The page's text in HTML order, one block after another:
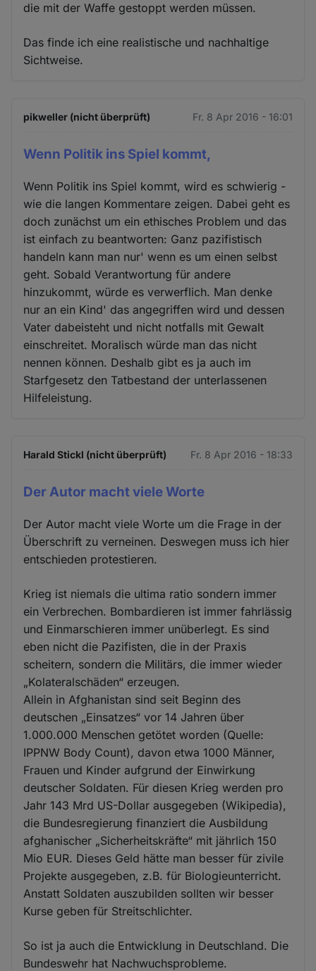
die mit der Waffe gestoppt werden müssen.
Das finde ich eine realistische und nachhaltige
Sichtweise.
pikweller (nicht überprüft) Fr. 8 Apr 2016 - 16:01
Wenn Politik ins Spiel kommt,
Wenn Politik ins Spiel kommt, wird es schwierig -
wie die langen Kommentare zeigen. Dabei geht es
doch zunächst um ein ethisches Problem und das
ist einfach zu beantworten: Ganz pazifistisch
handeln kann man nur' wenn es um einen selbst
geht. Sobald Verantwortung für andere
hinzukommt, würde es verwerflich. Man denke
nur an ein Kind' das angegriffen wird und dessen
Vater dabeisteht und nicht notfalls mit Gewalt
einschreitet. Moralisch würde man das nicht
nennen können. Deshalb gibt es ja auch im
Starfgesetz den Tatbestand der unterlassenen
Hilfeleistung.
Harald Stickl (nicht überprüft) Fr. 8 Apr 2016 - 18:33
Der Autor macht viele Worte
Der Autor macht viele Worte um die Frage in der
Überschrift zu verneinen. Deswegen muss ich hier
entschieden protestieren.
Krieg ist niemals die ultima ratio sondern immer
ein Verbrechen. Bombardieren ist immer fahrlässig
und Einmarschieren immer unüberlegt. Es sind
eben nicht die Pazifisten, die in der Praxis
scheitern, sondern die Militärs, die immer wieder
„Kolateralschäden“ erzeugen.
Allein in Afghanistan sind seit Beginn des
deutschen „Einsatzes“ vor 14 Jahren über
1.000.000 Menschen getötet worden (Quelle:
IPPNW Body Count), davon etwa 1000 Männer,
Frauen und Kinder aufgrund der Einwirkung
deutscher Soldaten. Für diesen Krieg werden pro
Jahr 143 Mrd US-Dollar ausgegeben (Wikipedia),
die Bundesregierung finanziert die Ausbildung
afghanischer „Sicherheitskräfte“ mit jährlich 150
Mio EUR. Dieses Geld hätte man besser für zivile
Projekte ausgegeben, z.B. für Biologieunterricht.
Anstatt Soldaten auszubilden sollten wir besser
Kurse geben für Streitschlichter.
So ist ja auch die Entwicklung in Deutschland. Die
Bundeswehr hat Nachwuchsprobleme.